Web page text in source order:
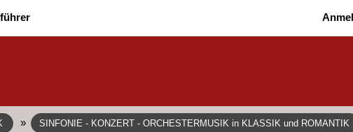
» SINFONIE - KONZERT - ORCHESTERMUSIK in KLASSIK und ROMANTIK